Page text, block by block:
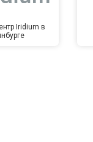
Iridium в